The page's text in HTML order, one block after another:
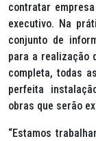
contratar
executivo. Na
conjunto de
para a realização
completa, todas
perfeita
obras que serão
“Estamos